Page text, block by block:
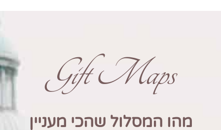
Gift Maps
מהו המסלול שהכי מעניין